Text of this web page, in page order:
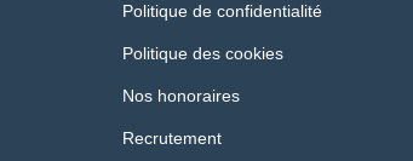
Politique de confidentialité
Politique des cookies
Nos honoraires
Recrutement